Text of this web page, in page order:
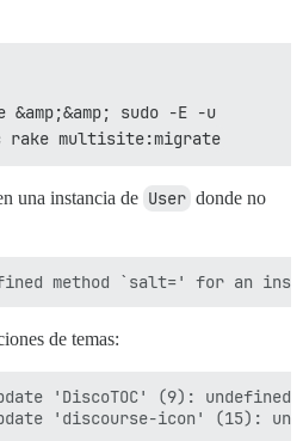
sudo -E -u
rake multisite:migrate
una instancia de User donde no
de temas:
'DiscoTOC' (9): undefined